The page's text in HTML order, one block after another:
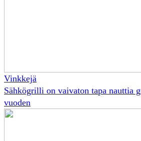
Vinkkejä
Sähkögrilli on vaivaton tapa nauttia
vuoden